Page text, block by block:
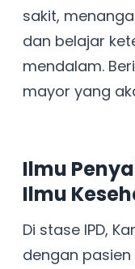
sakit,
dan belajar
mendalam.
mayor yang
Ilmu
Ilmu
Di stase IPD,
dengan